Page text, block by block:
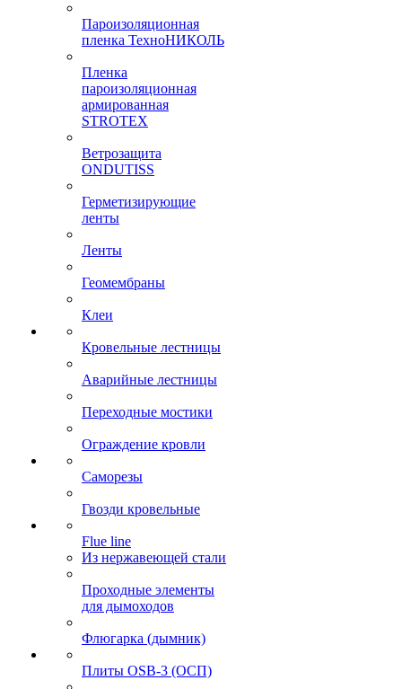
Пароизоляционная
пленка ТехноНИКОЛЬ
Пленка
пароизоляционная
армированная
STROTEX
Ветрозащита
ONDUTISS
Герметизирующие
ленты
Ленты
Геомембраны
Клеи
Кровельные лестницы
Аварийные лестницы
Переходные мостики
Ограждение кровли
Саморезы
Гвозди кровельные
Flue line
Из нержавеющей стали
Проходные элементы
для дымоходов
Флюгарка (дымник)
Плиты OSB-3 (ОСП)